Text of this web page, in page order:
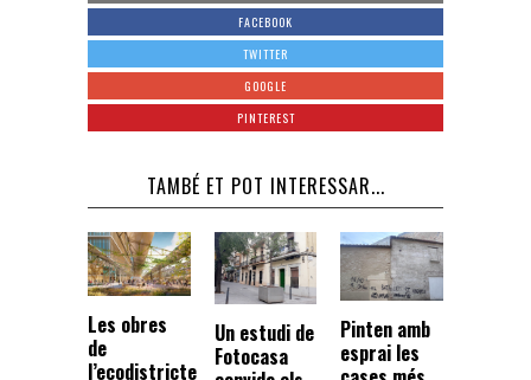
FACEBOOK
TWITTER
GOOGLE
PINTEREST
TAMBÉ ET POT INTERESSAR...
Les obres
de
l’ecodistricte
Un estudi de
Fotocasa
Pinten amb
esprai les